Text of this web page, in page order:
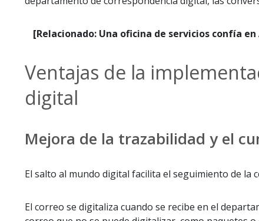
[Relacionado: Una oficina de servicios confía
Ventajas de la
digital
Mejora de la trazabilidad y el
El salto al mundo digital facilita el seguimiento de la
El correo se digitaliza cuando se recibe en el